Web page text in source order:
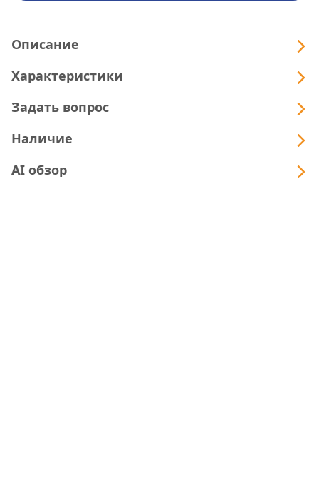
Описание
Характеристики
Задать вопрос
Наличие
AI обзор